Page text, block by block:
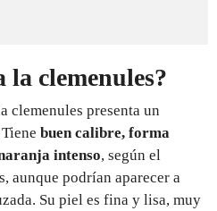
la clemenules?
clemenules presenta un
buen calibre, forma
intenso, según el
aunque podrían aparecer a
Su piel es fina y lisa, muy